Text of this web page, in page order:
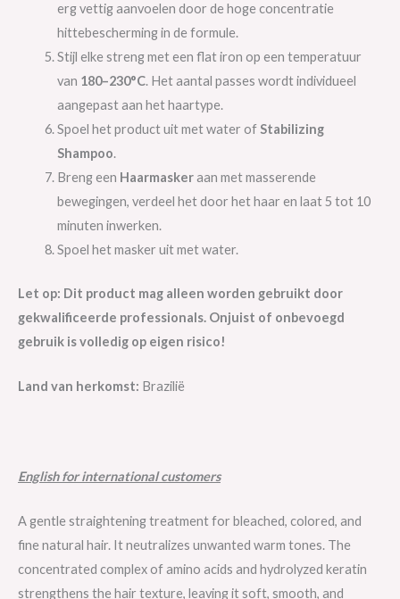
erg vettig aanvoelen door de hoge concentratie
hittebescherming in de formule.
Stijl elke streng met een flat iron op een temperatuur
van 180–230°C. Het aantal passes wordt individueel
aangepast aan het haartype.
Spoel het product uit met water ofStabilizing
Shampoo.
Breng een Haarmaskeraan met masserende
bewegingen, verdeel het door het haar en laat 5 tot 10
minuten inwerken.
Spoel het masker uit met water.
Let op: Dit product mag alleen worden gebruikt door
gekwalificeerde professionals. Onjuist of onbevoegd
gebruik is volledig op eigen risico!
Land van herkomst: Brazilië
English for international customers
A gentle straightening treatment for bleached, colored, and
fine natural hair. It neutralizes unwanted warm tones. The
concentrated complex of amino acids and hydrolyzed keratin
strengthens the hair texture, leaving it soft, smooth, and